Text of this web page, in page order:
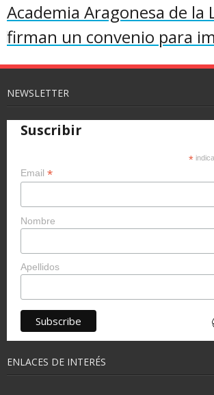
Academia Aragonesa de la
firman un convenio para
NEWSLETTER
Suscribir
*
Email *
Nombre
Apellidos
ENLACES DE INTERÉS